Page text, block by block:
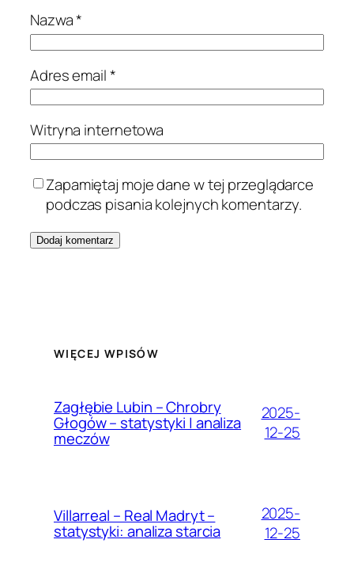
Nazwa*
Adres email*
Witryna internetowa
Zapamiętaj moje dane w tej przeglądarce
podczas pisania kolejnych komentarzy.
WIĘCEJ WPISÓW
Zagłębie Lubin – Chrobry
Głogów – statystyki | analiza
meczów
2025-
12-25
Villarreal – Real Madryt –
statystyki: analiza starcia
2025-
12-25